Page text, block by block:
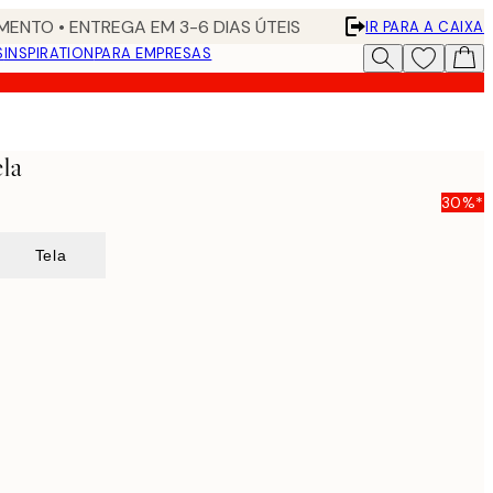
• ENTREGA EM 3-6 DIAS ÚTEIS
IR PARA A CAIXA
INSPIRATIONPARA EMPRESAS
30%*
Tela